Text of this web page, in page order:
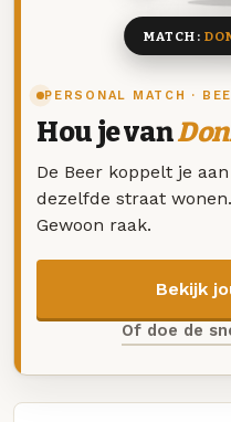
PERSONAL MATCH ·
Hou je van
De Beer koppelt je
dezelfde straat
Gewoon raak.
Bekijk
Of doe de
MATCH: